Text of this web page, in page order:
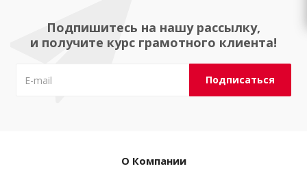
Подпишитесь на нашу рассылку,
и получите курс грамотного клиента!
О Компании